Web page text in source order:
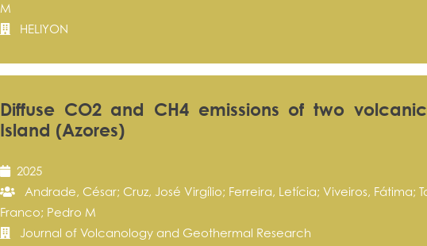
M
HELIYON
Diffuse CO2 and CH4 emissions of two
Island (Azores)
2025
Andrade, César; Cruz, José Virgílio; Ferreira, Letícia; Viveiros, Fátima;
Franco; Pedro M
Journal of Volcanology and Geothermal Research